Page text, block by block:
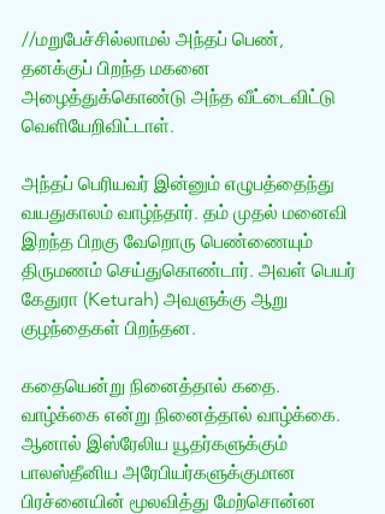
//மறுபேச்சில்லாமல் அந்தப் பெண்,
தனக்குப் பிறந்த மகனை
அழைத்துக்கொண்டு அந்த வீட்டைவிட்டு
வெளியேறிவிட்டாள்.
அந்தப் பெரியவர் இன்னும் எழுபத்தைந்து
வயதுகாலம் வாழ்ந்தார். தம் முதல் மனைவி
இறந்த பிறகு வேறொரு பெண்ணையும்
திருமணம் செய்துகொண்டார். அவள் பெயர்
கேதுரா (Keturah) அவளுக்கு ஆறு
குழந்தைகள் பிறந்தன.
கதையென்று நினைத்தால் கதை.
வாழ்க்கை என்று நினைத்தால் வாழ்க்கை.
ஆனால் இஸ்ரேலிய யூதர்களுக்கும்
பாலஸ்தீனிய அரேபியர்களுக்குமான
பிரச்னையின் மூலவித்து மேற்சொன்ன